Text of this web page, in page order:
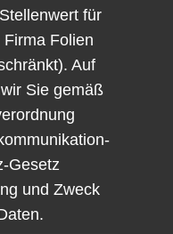
für
Folien
Auf
Sie gemäß
Gesetz
und Zweck